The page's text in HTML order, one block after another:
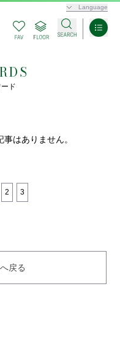
Language
ド
はありません。
2 3
戻る